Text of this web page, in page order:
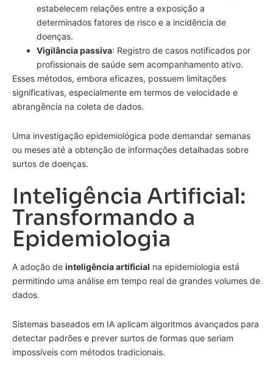
estabelecem relações entre a exposição a
determinados fatores de risco e a incidência de
doenças.
Vigilância passiva: Registro de casos notificados por
profissionais de saúde sem acompanhamento ativo.
Esses métodos, embora eficazes, possuem limitações
significativas, especialmente em termos de velocidade e
abrangência na coleta de dados.
Uma investigação epidemiológica pode demandar semanas
ou meses até a obtenção de informações detalhadas sobre
surtos de doenças.
Inteligência Artificial:
Transformando a
Epidemiologia
A adoção de inteligência artificial na epidemiologia está
permitindo uma análise em tempo real de grandes volumes de
dados.
Sistemas baseados em IA aplicam algoritmos avançados para
detectar padrões e prever surtos de formas que seriam
impossíveis com métodos tradicionais.